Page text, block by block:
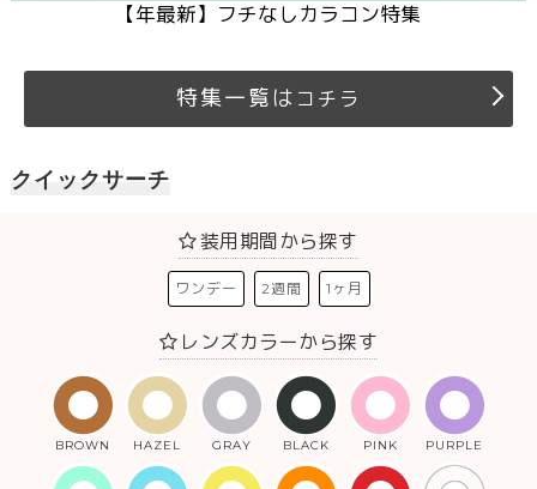
【年最新】フチなしカラコン特集
特集一覧は コチラ
クイックサーチ
装用期間から探す
ワンデー 2週間 1ヶ月
レンズカラーから探す
BROWN HAZEL GRAY BLACK PINK PURPLE